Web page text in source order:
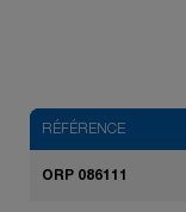
RÉFÉRENCE
ORP 086111